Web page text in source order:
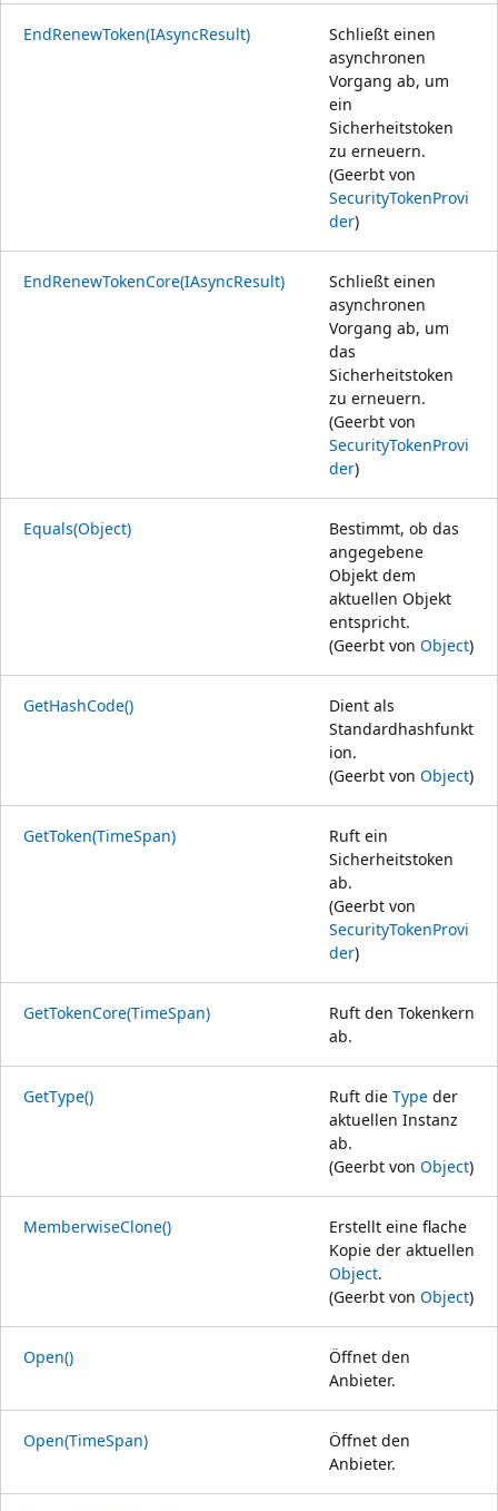
EndRenewToken(IAsyncResult)
Schließt einen
asynchronen
Vorgang ab, um
ein
Sicherheitstoken
zu erneuern.
(Geerbt von
SecurityTokenProvi
der)
EndRenewTokenCore(IAsyncResult)
Schließt einen
asynchronen
Vorgang ab, um
das
Sicherheitstoken
zu erneuern.
(Geerbt von
SecurityTokenProvi
der)
Equals(Object)
Bestimmt, ob das
angegebene
Objekt dem
aktuellen Objekt
entspricht.
(Geerbt von Object)
GetHashCode()
Dient als
Standardhashfunkt
ion.
(Geerbt von Object)
GetToken(TimeSpan)
Ruft ein
Sicherheitstoken
ab.
(Geerbt von
SecurityTokenProvi
der)
GetTokenCore(TimeSpan)
Ruft den Tokenkern
ab.
GetType() Ruft die Type der
aktuellen Instanz
ab.
(Geerbt von Object)
MemberwiseClone()
Erstellt eine flache
Kopie der aktuellen
Object.
(Geerbt von Object)
Open()
Öffnet den
Anbieter.
Open(TimeSpan)
Öffnet den
Anbieter.